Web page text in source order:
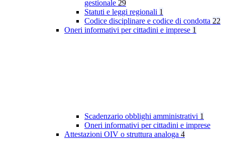
gestionale 29
Statuti e leggi regionali 1
Codice disciplinare e codice di condotta 22
Oneri informativi per cittadini e imprese 1
Scadenzario obblighi amministrativi 1
Oneri informativi per cittadini e imprese
Attestazioni OIV o struttura analoga 4